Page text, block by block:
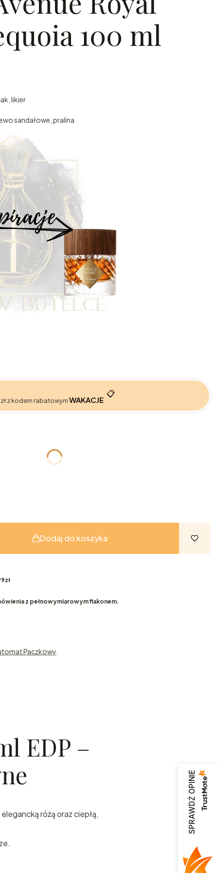
100 ml
likier
sandałowe, pralina
z kodem rabatowymWAKACJE
📋
Dodaj do koszyka
z pełnowymiarowym flakonem.
Paczkowy
EDP –
różą oraz ciepłą,
SPRAWDŹ OPINIE